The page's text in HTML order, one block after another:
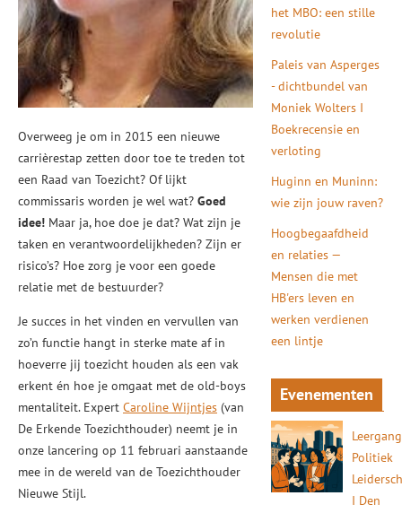
Overweeg je om in 2015 een nieuwe
carrièrestap zetten door toe te treden tot
een Raad van Toezicht? Of lijkt
commissaris worden je wel wat? Goed
idee! Maar ja, hoe doe je dat? Wat zijn je
taken en verantwoordelijkheden? Zijn er
risico’s? Hoe zorg je voor een goede
relatie met de bestuurder?
Je succes in het vinden en vervullen van
zo’n functie hangt in sterke mate af in
hoeverre jij toezicht houden als een vak
erkent én hoe je omgaat met de old-boys
mentaliteit. Expert Caroline Wijntjes (van
De Erkende Toezichthouder) neemt je in
onze lancering op 11 februari aanstaande
mee in de wereld van de Toezichthouder
Nieuwe Stijl.
het MBO: een stille
revolutie
Paleis van Asperges
- dichtbundel van
Moniek Wolters I
Boekrecensie en
verloting
Huginn en Muninn:
wie zijn jouw raven?
Hoogbegaafdheid
en relaties —
Mensen die met
HB'ers leven en
werken verdienen
een lintje
Evenementen
Leergang
Politiek
I Den